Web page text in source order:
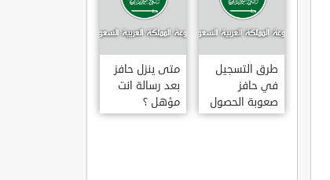
طرق التسجيل
في حافز
صعوبة الحصول
على عمل لاول
متى ينزل حافز
بعد رسالة انت
مؤهل ؟